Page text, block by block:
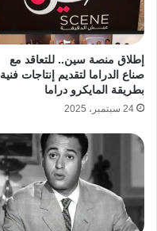
إطلاق منصة سين.. للتعاقد مع
صناع الدراما لتقديم إنتاجات فنية
بطريقة المايكرو دراما
24 سبتمبر، 2025